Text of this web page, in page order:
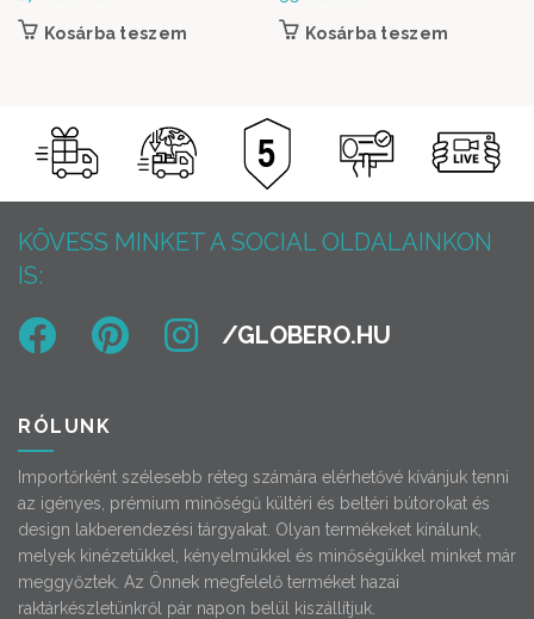
Kosárba teszem Kosárba teszem
KÖVESS MINKET A SOCIAL OLDALAINKON
IS:
RÓLUNK
Importőrként szélesebb réteg számára elérhetővé kívánjuk tenni
az igényes, prémium minőségű kültéri és beltéri bútorokat és
design lakberendezési tárgyakat. Olyan termékeket kínálunk,
melyek kinézetükkel, kényelmükkel és minőségükkel minket már
meggyőztek. Az Önnek megfelelő terméket hazai
raktárkészletünkről pár napon belül kiszállítjuk.